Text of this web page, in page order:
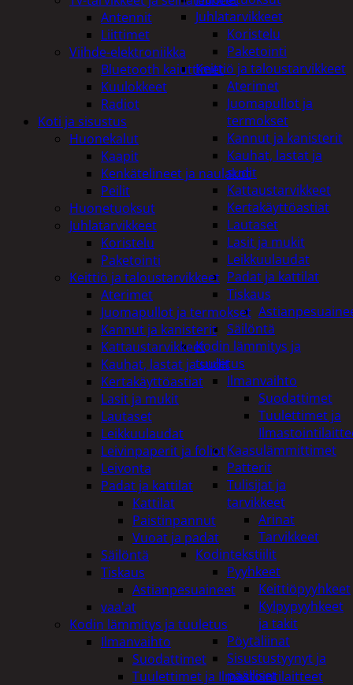
Juhlatarvikkeet
Koristelu
Paketointi
Keittiö ja taloustarvikkeet
Aterimet
Juomapullot ja
termokset
Kannut ja kanisterit
Kauhat, lastat ja
sudit
Kattaustarvikkeet
Kertakäyttöastiat
Lautaset
Lasit ja mukit
Leikkuulaudat
Padat ja kattilat
Tiskaus
Säilöntä
Kodin lämmitys ja
tuuletus
Ilmanvaihto
Suodattimet
Tuulettimet ja
Kaasulämmittimet
Patterit
Tulisijat ja
tarvikkeet
Arinat
Tarvikkeet
Kodintekstiilit
Pyyhkeet
Keittiöpyyhkeet
Kylpypyyhkeet
ja takit
Pöytäliinat
Sisustustyynyt ja
päälliset
Antennit
Liittimet
Viihde-elektroniikka
Bluetooth kaiuttimet
Kuulokkeet
Radiot
Koti ja sisustus
Huonekalut
Kaapit
Kenkätelineet ja naulakot
Peilit
Huonetuoksut
Juhlatarvikkeet
Koristelu
Paketointi
Keittiö ja taloustarvikkeet
Aterimet
Juomapullot ja termokset
Kannut ja kanisterit
Kattaustarvikkeet
Kauhat, lastat ja sudit
Kertakäyttöastiat
Lasit ja mukit
Lautaset
Leikkuulaudat
Leivinpaperit ja foliot
Leivonta
Padat ja kattilat
Kattilat
Paistinpannut
Vuoat ja padat
Säilöntä
Tiskaus
Astianpesuaineet
vaa'at
Kodin lämmitys ja tuuletus
Ilmanvaihto
Suodattimet
Tuulettimet ja Ilmastointilaitteet